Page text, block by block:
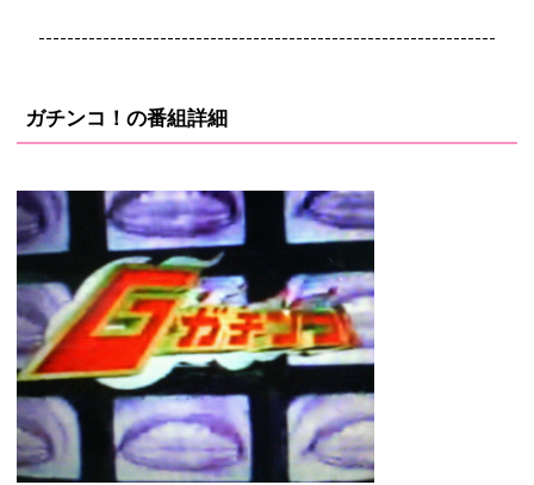
----------------------------------------------------------------
ガチンコ！の番組詳細